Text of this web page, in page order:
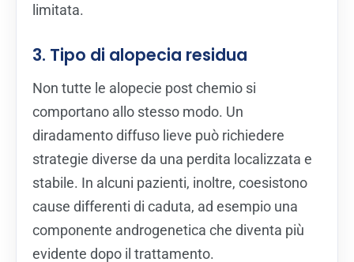
limitata.
3. Tipo di alopecia residua
Non tutte le alopecie post chemio si
comportano allo stesso modo. Un
diradamento diffuso lieve può richiedere
strategie diverse da una perdita localizzata e
stabile. In alcuni pazienti, inoltre, coesistono
cause differenti di caduta, ad esempio una
componente androgenetica che diventa più
evidente dopo il trattamento.